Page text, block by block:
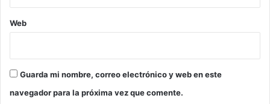
Web
Guarda mi nombre, correo electrónico y web en este
navegador para la próxima vez que comente.